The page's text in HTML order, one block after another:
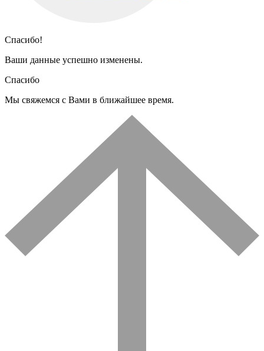
Спасибо!
Ваши данные успешно изменены.
Спасибо
Мы свяжемся с Вами в ближайшее время.